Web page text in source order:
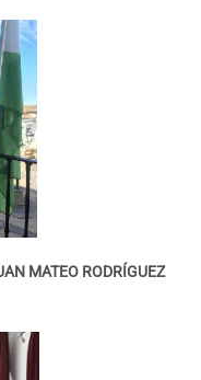
MATEO RODRÍGUEZ